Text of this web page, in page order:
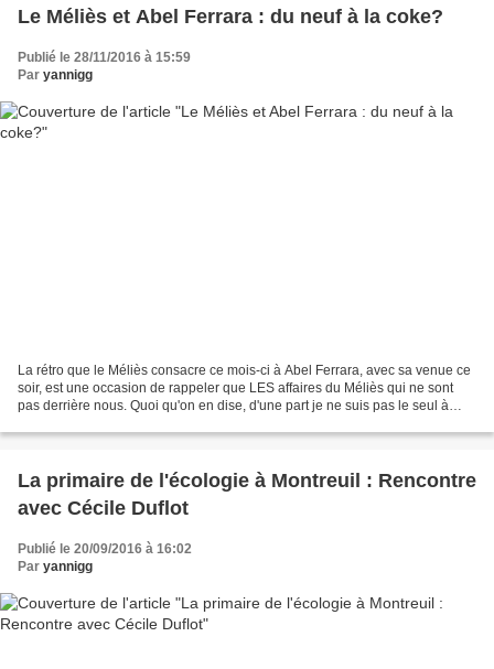
Le Méliès et Abel Ferrara : du neuf à la coke?
Publié le 28/11/2016 à 15:59
Par yannigg
La rétro que le Méliès consacre ce mois-ci à Abel Ferrara, avec sa venue ce
soir, est une occasion de rappeler que LES affaires du Méliès qui ne sont
pas derrière nous. Quoi qu'on en dise, d'une part je ne suis pas le seul à
La primaire de l'écologie à Montreuil : Rencontre
avec Cécile Duflot
Publié le 20/09/2016 à 16:02
Par yannigg